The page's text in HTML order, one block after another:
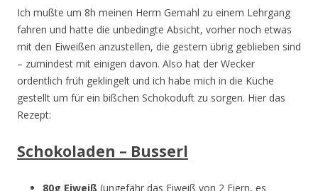
Ich mußte um 8h meinen Herrn Gemahl zu einem Lehrgang
fahren und hatte die unbedingte Absicht, vorher noch etwas
mit den Eiweißen anzustellen, die gestern übrig geblieben sind
– zumindest mit einigen davon. Also hat der Wecker
ordentlich früh geklingelt und ich habe mich in die Küche
gestellt um für ein bißchen Schokoduft zu sorgen. Hier das
Rezept:
Schokoladen – Busserl
80g Eiweiß (ungefähr das Eiweiß von 2 Eiern, es